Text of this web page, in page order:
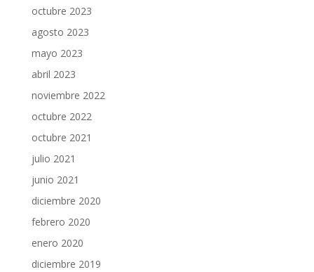
octubre 2023
agosto 2023
mayo 2023
abril 2023
noviembre 2022
octubre 2022
octubre 2021
julio 2021
junio 2021
diciembre 2020
febrero 2020
enero 2020
diciembre 2019